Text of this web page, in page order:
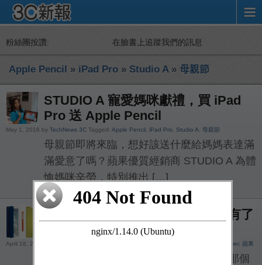
粉絲團按讚: 在臉書上追蹤我們的訊息
Apple Pencil » iPad Pro » Studio A» 母親節
STUDIO A 寵愛媽咪獻禮，買 iPad
Pro 送 Apple Pencil
May 1, 2016 by TechNews 3C Tagged: Apple Pencil iPad Pro Studio A 母親節
母親節即將來臨，想好該送什麼給媽媽表達滿
滿愛意了嗎？蘋果優質經銷商 STUDIO A 為體
恤媽咪辛勞，特別推出 […]
這套永遠不會開賣的 iPad Pro，有了
一個讓你競標的機會
April 18, 2016 by Smart Cover, 蘋果
也許我們永遠不會知道，蘋果（Apple）那個